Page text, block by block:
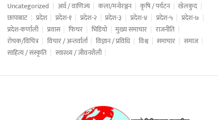
Uncategorized अर्थ / वाणिज्य कला/मनोरञ्जन कृषि / पर्यटन
खेलकुद
छापाबाट
प्रदेश प्रदेश-१ प्रदेश-२ प्रदेश-३ प्रदेश-४ प्रदेश-५
प्रदेश-७
प्रदेश-कर्णाली
प्रवास फिचर भिडियो मुख्य समाचार
राजनीति
रोचक/विचित्र
विचार / अन्तर्वार्ता विज्ञान / प्रविधि विश्व समाचार
समाज
साहित्य / संस्कृति
स्वास्थ्य / जीवनशैली